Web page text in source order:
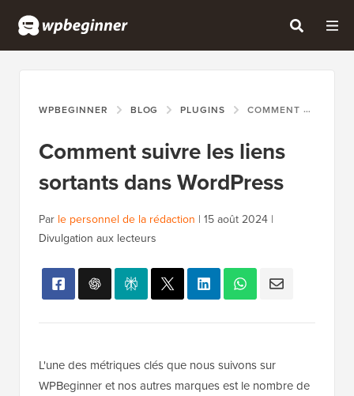
WPBEGINNER BLOG PLUGINS COMMENT SUIVRE LES LIENS SORTANTS DANS WORDPRESS
Comment suivre les liens
sortants dans WordPress
Par le personnel de la rédaction | 15 août 2024 |
Divulgation aux lecteurs
L'une des métriques clés que nous suivons sur
WPBeginner et nos autres marques est le nombre de